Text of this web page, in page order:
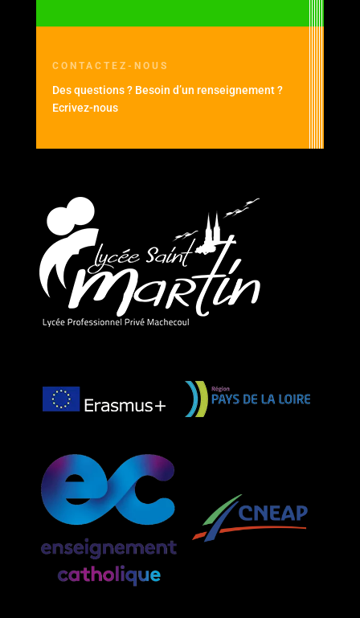
CONTACTEZ-NOUS
Des questions ? Besoin d’un renseignement ?
Ecrivez-nous